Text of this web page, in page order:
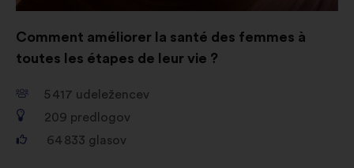
Comment améliorer la santé des femmes à
toutes les étapes de leur vie ?
5 417 udeležencev
209 predlogov
64 833 glasov